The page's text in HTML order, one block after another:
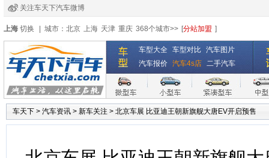
关注车天下汽车微博
经销商登录
注册 全国4s店
上海 切换 城市： 北京 上海 天津 重庆 368个城市>> [分站加盟 ]
车型大全 车型对比 汽车图片
汽车报价 汽车4s店 二手汽车
车天下 > 汽车资讯 > 新车关注 > 北京车展 比亚迪王朝新旗舰大唐EV开启预售